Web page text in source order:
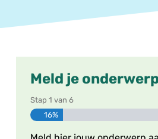
Meld je
Stap 1 van 6
16%